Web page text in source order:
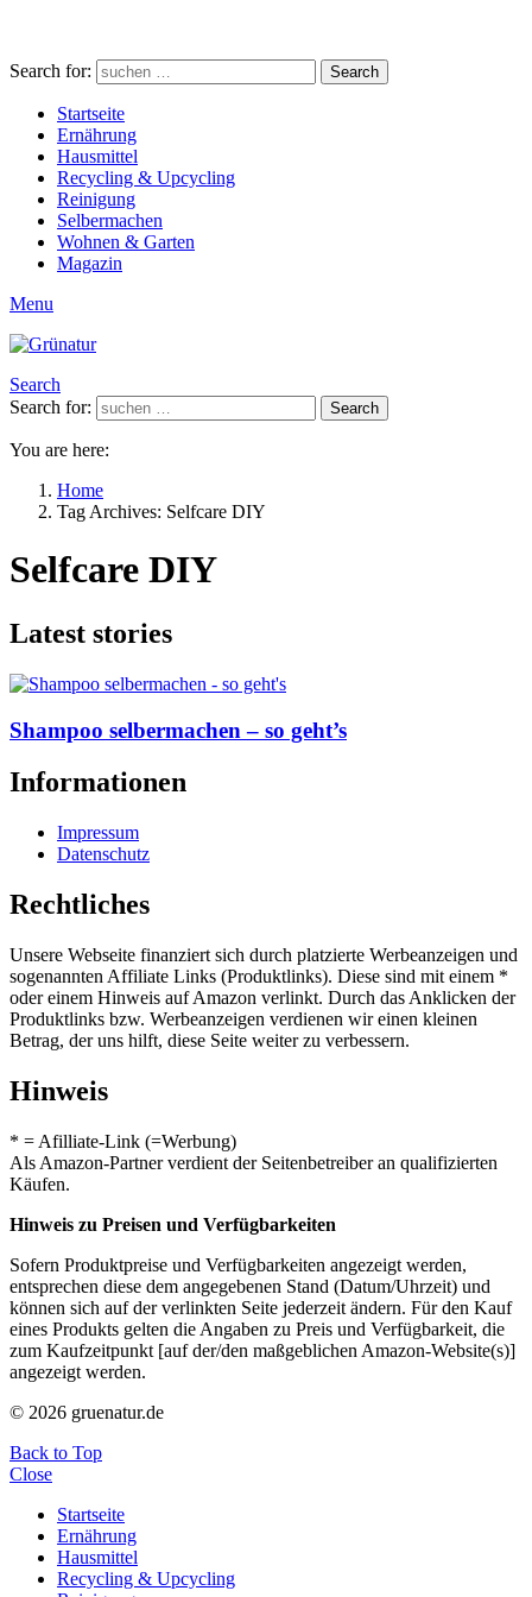
Search for: Search
Startseite
Ernährung
Hausmittel
Recycling & Upcycling
Reinigung
Selbermachen
Wohnen & Garten
Magazin
Menu
Search
Search for:
Search
You are here:
Home
Tag Archives: Selfcare DIY
Selfcare DIY
Latest stories
Shampoo selbermachen – so geht’s
Informationen
Impressum
Datenschutz
Rechtliches
Unsere Webseite finanziert sich durch platzierte Werbeanzeigen und
sogenannten Affiliate Links (Produktlinks). Diese sind mit einem *
oder einem Hinweis auf Amazon verlinkt. Durch das Anklicken der
Produktlinks bzw. Werbeanzeigen verdienen wir einen kleinen
Betrag, der uns hilft, diese Seite weiter zu verbessern.
Hinweis
* = Afilliate-Link (=Werbung)
Als Amazon-Partner verdient der Seitenbetreiber an qualifizierten
Käufen.
Hinweis zu Preisen und Verfügbarkeiten
Sofern Produktpreise und Verfügbarkeiten angezeigt werden,
entsprechen diese dem angegebenen Stand (Datum/Uhrzeit) und
können sich auf der verlinkten Seite jederzeit ändern. Für den Kauf
eines Produkts gelten die Angaben zu Preis und Verfügbarkeit, die
zum Kaufzeitpunkt [auf der/den maßgeblichen Amazon-Website(s)]
angezeigt werden.
© 2026 gruenatur.de
Back to Top
Close
Startseite
Ernährung
Hausmittel
Recycling & Upcycling